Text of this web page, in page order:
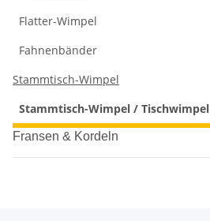
Flatter-Wimpel
Fahnenbänder
Stammtisch-Wimpel
Stammtisch-Wimpel / Tischwimpel
Fransen & Kordeln